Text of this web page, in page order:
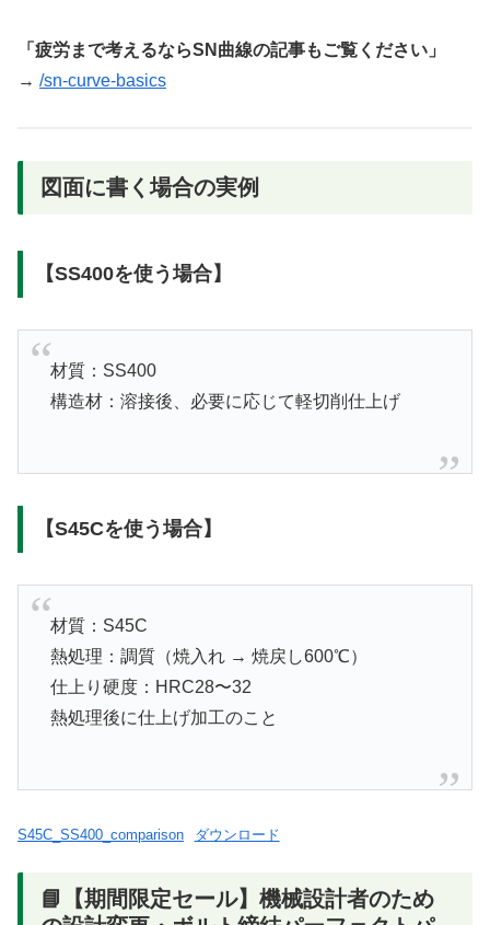
「疲労まで考えるならSN曲線の記事もご覧ください」
→ /sn-curve-basics
図面に書く場合の実例
【SS400を使う場合】
材質：SS400
構造材：溶接後、必要に応じて軽切削仕上げ
【S45Cを使う場合】
材質：S45C
熱処理：調質（焼入れ → 焼戻し600℃）
仕上り硬度：HRC28〜32
熱処理後に仕上げ加工のこと
S45C_SS400_comparison ダウンロード
📘【期間限定セール】機械設計者のため